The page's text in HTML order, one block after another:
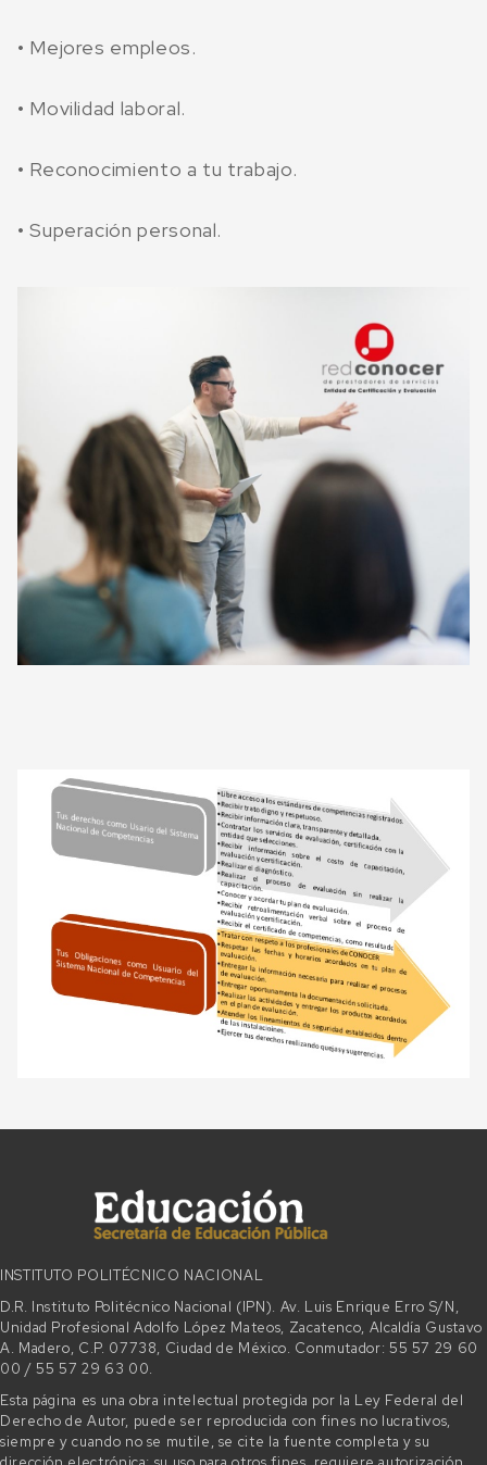
• Mejores empleos.
• Movilidad laboral.
• Reconocimiento a tu trabajo.
• Superación personal.
INSTITUTO POLITÉCNICO NACIONAL
D.R. Instituto Politécnico Nacional (IPN). Av. Luis Enrique Erro S/N,
Unidad Profesional Adolfo López Mateos, Zacatenco, Alcaldía Gustavo
A. Madero, C.P. 07738, Ciudad de México. Conmutador: 55 57 29 60
00 / 55 57 29 63 00.
Esta página es una obra intelectual protegida por la Ley Federal del
Derecho de Autor, puede ser reproducida con fines no lucrativos,
siempre y cuando no se mutile, se cite la fuente completa y su